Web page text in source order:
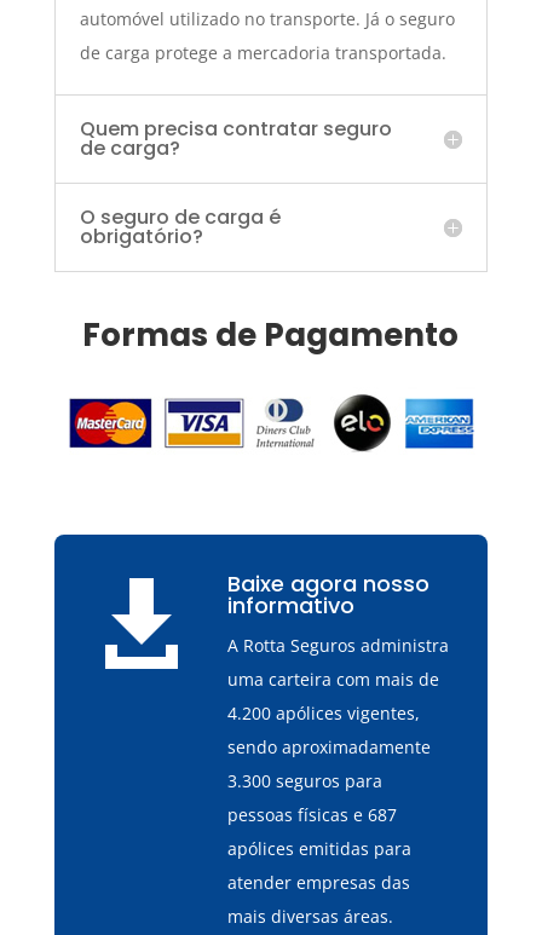
automóvel utilizado no transporte. Já o seguro
de carga protege a mercadoria transportada.
Quem precisa contratar seguro
de carga?
O seguro de carga é
obrigatório?
Formas de Pagamento
 Baixe agora nosso
informativo
A Rotta Seguros administra
uma carteira com mais de
4.200 apólices vigentes,
sendo aproximadamente
3.300 seguros para
pessoas físicas e 687
apólices emitidas para
atender empresas das
mais diversas áreas.